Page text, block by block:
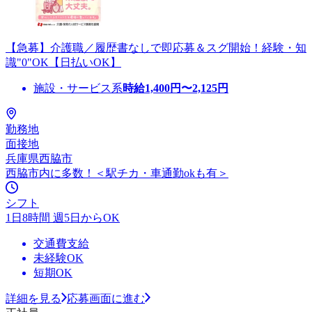
【急募】介護職／履歴書なしで即応募＆スグ開始！経験・知
識"0"OK【日払いOK】
施設・サービス系時給1,400円〜2,125円
勤務地
面接地
兵庫県西脇市
西脇市内に多数！＜駅チカ・車通勤okも有＞
シフト
1日8時間 週5日からOK
交通費支給
未経験OK
短期OK
詳細を見る
応募画面に進む